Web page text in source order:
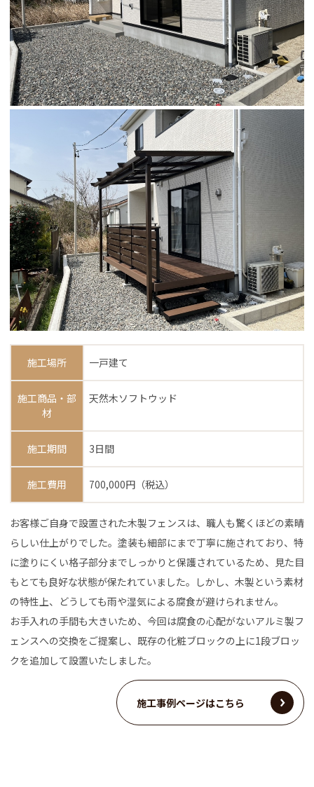
施工場所 一戸建て
施工商品・部
材
天然木ソフトウッド
施工期間 3日間
施工費用 700,000円（税込）
お客様ご自身で設置された木製フェンスは、職人も驚くほどの素晴
らしい仕上がりでした。塗装も細部にまで丁寧に施されており、特
に塗りにくい格子部分までしっかりと保護されているため、見た目
もとても良好な状態が保たれていました。しかし、木製という素材
の特性上、どうしても雨や湿気による腐食が避けられません。
お手入れの手間も大きいため、今回は腐食の心配がないアルミ製フ
ェンスへの交換をご提案し、既存の化粧ブロックの上に1段ブロッ
クを追加して設置いたしました。
施工事例ページはこちら